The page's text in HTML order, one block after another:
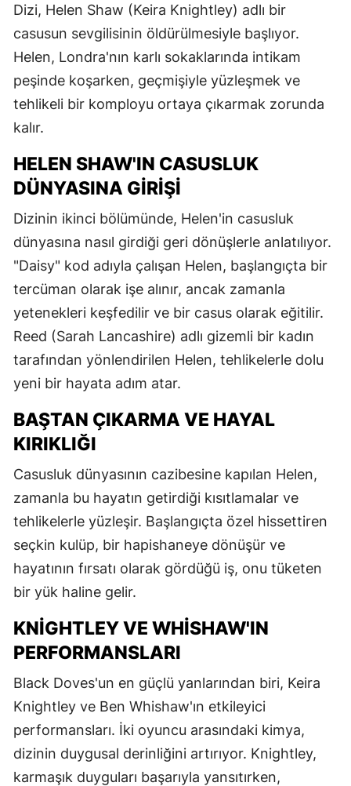
Dizi, Helen Shaw (Keira Knightley) adlı bir
casusun sevgilisinin öldürülmesiyle başlıyor.
Helen, Londra'nın karlı sokaklarında intikam
peşinde koşarken, geçmişiyle yüzleşmek ve
tehlikeli bir komployu ortaya çıkarmak zorunda
kalır.
HELEN SHAW'IN CASUSLUK
DÜNYASINA GIRIŞI
Dizinin ikinci bölümünde, Helen'in casusluk
dünyasına nasıl girdiği geri dönüşlerle anlatılıyor.
"Daisy" kod adıyla çalışan Helen, başlangıçta bir
tercüman olarak işe alınır, ancak zamanla
yetenekleri keşfedilir ve bir casus olarak eğitilir.
Reed (Sarah Lancashire) adlı gizemli bir kadın
tarafından yönlendirilen Helen, tehlikelerle dolu
yeni bir hayata adım atar.
BAŞTAN ÇIKARMA VE HAYAL
KIRIKLIĞI
Casusluk dünyasının cazibesine kapılan Helen,
zamanla bu hayatın getirdiği kısıtlamalar ve
tehlikelerle yüzleşir. Başlangıçta özel hissettiren
seçkin kulüp, bir hapishaneye dönüşür ve
hayatının fırsatı olarak gördüğü iş, onu tüketen
bir yük haline gelir.
KNIGHTLEY VE WHISHAW'IN
PERFORMANSLARI
Black Doves'un en güçlü yanlarından biri, Keira
Knightley ve Ben Whishaw'ın etkileyici
performansları. İki oyuncu arasındaki kimya,
dizinin duygusal derinliğini artırıyor. Knightley,
karmaşık duyguları başarıyla yansıtırken,